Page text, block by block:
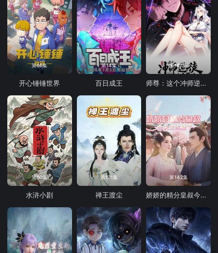
第66集
开心锤锤世界
第14集
百日成王
第187集
师尊：这个冲师逆徒才不是圣子 动态漫画
第60集
水浒小剧
第121集
禅王渡尘
第142集
娇娇的精分皇叔今天又吃醋了